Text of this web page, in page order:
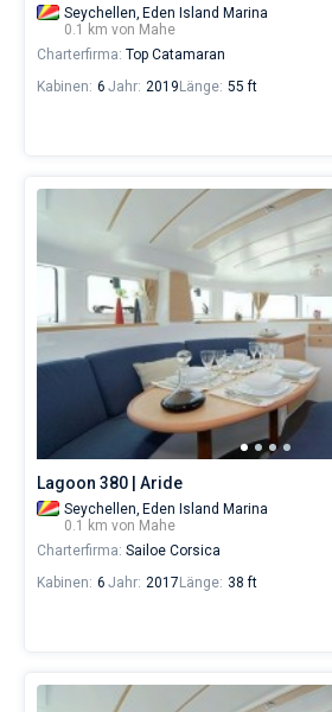
Seychellen, Eden Island Marina
0.1 km von Mahe
Charterfirma: Top Catamaran
Kabinen: 6 Jahr: 2019 Länge: 55 ft
Lagoon 380 | Aride
Seychellen, Eden Island Marina
0.1 km von Mahe
Charterfirma: Sailoe Corsica
Kabinen: 6 Jahr: 2017 Länge: 38 ft